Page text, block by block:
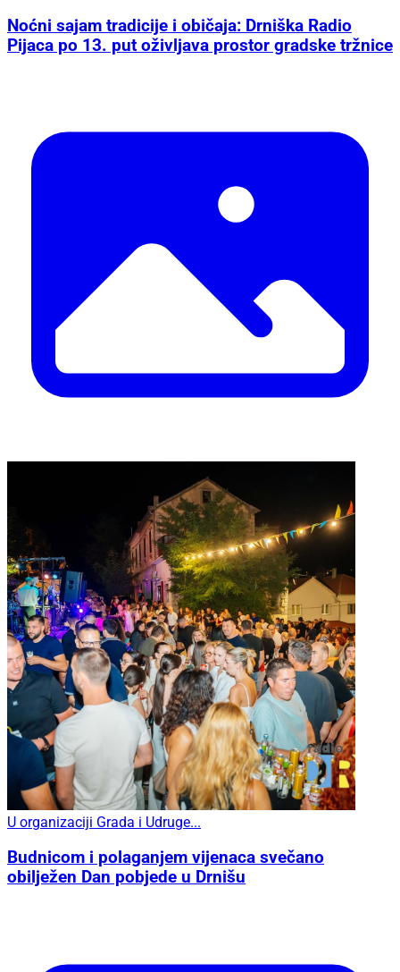
Noćni sajam tradicije i običaja: Drniška Radio
Pijaca po 13. put oživljava prostor gradske tržnice
U organizaciji Grada i Udruge...
Budnicom i polaganjem vijenaca svečano
obilježen Dan pobjede u Drnišu